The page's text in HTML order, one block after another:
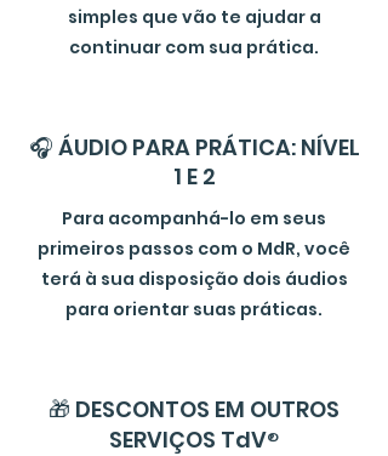
simples que vão te ajudar a
continuar com sua prática.
🎧 ÁUDIO PARA PRÁTICA: NÍVEL
1 E 2
Para acompanhá-lo em seus
primeiros passos com o MdR, você
terá à sua disposição dois áudios
para orientar suas práticas.
🎁 DESCONTOS EM OUTROS
SERVIÇOS TdV®